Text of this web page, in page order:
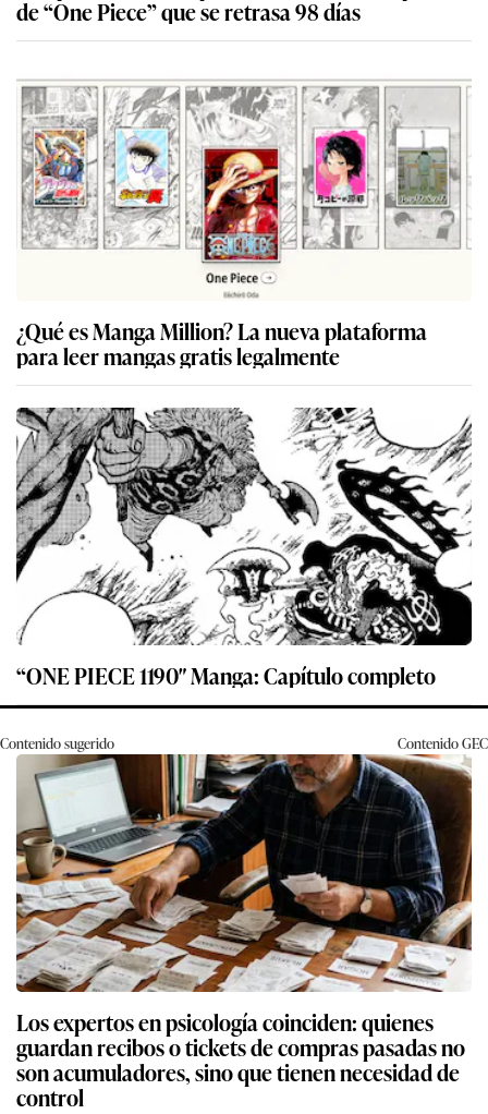
de “One Piece” que se retrasa 98 días
¿Qué es Manga Million? La nueva plataforma
para leer mangas gratis legalmente
“ONE PIECE 1190″ Manga: Capítulo completo
Contenido sugerido ContenidoGEC
Los expertos en psicología coinciden: quienes
guardan recibos o tickets de compras pasadas no
son acumuladores, sino que tienen necesidad de
control